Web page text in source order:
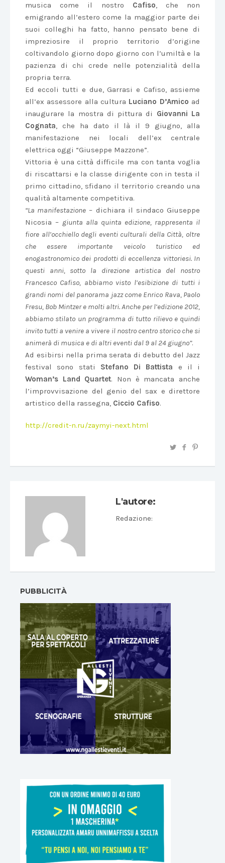
musica come il nostro Cafiso, che non
emigrando all’estero come la maggior parte dei
suoi colleghi ha fatto, hanno pensato bene di
impreziosire il proprio territorio d’origine
coltivandolo giorno dopo giorno con l’umiltà e la
pazienza di chi crede nelle potenzialità della
propria terra.
Ed eccoli tutti e due, Garrasi e Cafiso, assieme
all’ex assessore alla cultura Luciano D’Amico ad
inaugurare la mostra di pittura di Giovanni La
Cognata, che ha dato il là il 9 giugno, alla
manifestazione nei locali dell’ex centrale
elettrica oggi “Giuseppe Mazzone”.
Vittoria è una città difficile ma con tanta voglia
di riscattarsi e la classe dirigente con in testa il
primo cittadino, sfidano il territorio creando una
qualità altamente competitiva.
“La manifestazione – dichiara il sindaco Giuseppe
Nicosia – giunta alla quinta edizione, rappresenta il
fiore all’occhiello degli eventi culturali della Città, oltre
che essere importante veicolo turistico ed
enogastronomico dei prodotti di eccellenza vittoriesi. In
questi anni, sotto la direzione artistica del nostro
Francesco Cafiso, abbiamo visto l’esibizione di tutti i
grandi nomi del panorama jazz come Enrico Rava, Paolo
Fresu, Bob Mintzer e molti altri. Anche per l’edizione 2012,
abbiamo stilato un programma di tutto rilievo e quindi
invito tutti a venire a vivere il nostro centro storico che si
animerà di musica e di altri eventi dal 9 al 24 giugno”.
Ad esibirsi nella prima serata di debutto del Jazz
festival sono stati Stefano Di Battista e il i
Woman’s Land Quartet. Non è mancata anche
l’improvvisazione del genio del sax e direttore
artistico della rassegna, Ciccio Cafiso.
http://credit-n.ru/zaymyi-next.html
L'autore:
Redazione:
PUBBLICITÀ